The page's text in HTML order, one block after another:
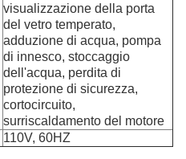
visualizzazione della porta
del vetro temperato,
adduzione di acqua, pompa
di innesco, stoccaggio
dell'acqua, perdita di
protezione di sicurezza,
cortocircuito,
surriscaldamento del motore
110V, 60HZ